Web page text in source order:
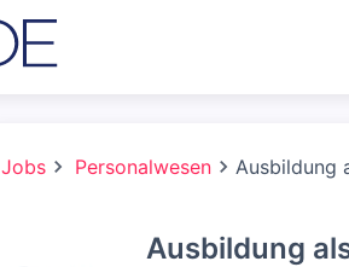
Jobs Personalwesen Ausbildung
Ausbildung